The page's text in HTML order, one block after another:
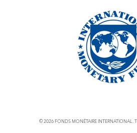
© 2026 FONDS MONÉTAIRE INTERNATIONAL.